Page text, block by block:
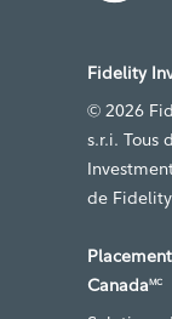
Fidelity
© 2026
s.r.i. Tous
de
CanadaMC